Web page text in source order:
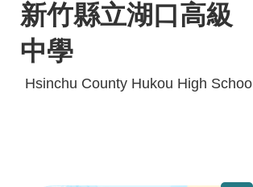
新竹縣立湖口高級
中學
Hsinchu County Hukou High School